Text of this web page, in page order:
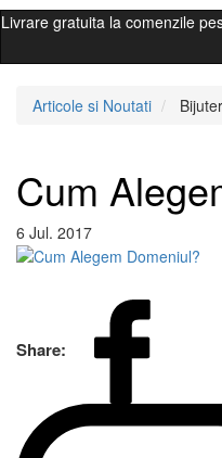
Livrare gratuita la comenzile
Articole si Noutati
Cum
6 Jul. 2017
Share: